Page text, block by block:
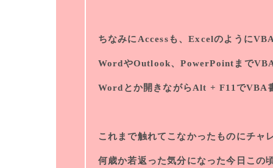
ちなみにAccessも、Excelのように
WordやOutlook、PowerPointまで
Wordとか開きながらAlt + F11でVBA
これまで触れてこなかったものにチャ
何歳か若返った気分になった今日この